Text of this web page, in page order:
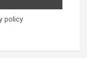
policy